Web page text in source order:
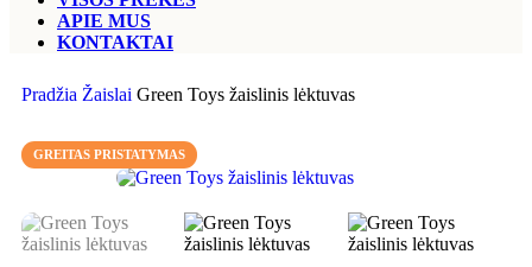
APIE MUS
KONTAKTAI
Pradžia Žaislai Green Toys žaislinis lėktuvas
GREITAS PRISTATYMAS